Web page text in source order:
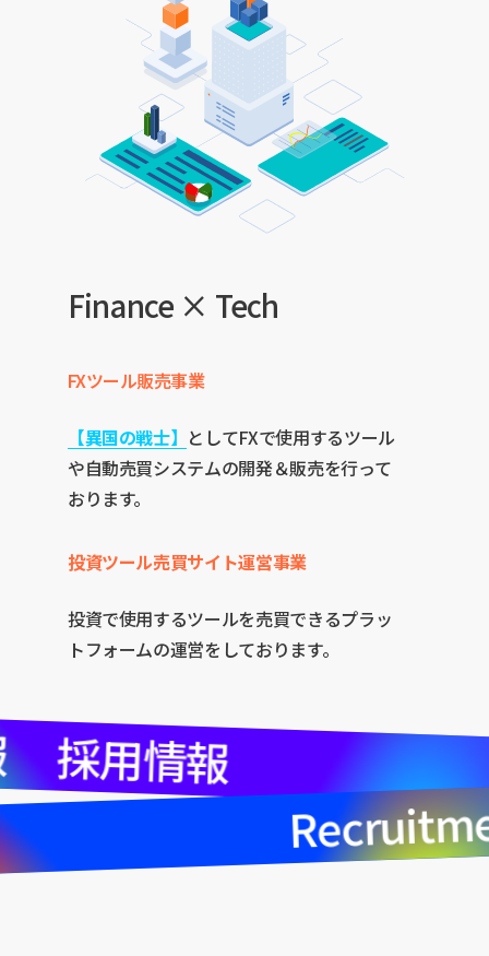
Finance × Tech
FXツール販売事業
【異国の戦士】 としてFXで使用するツール
や自動売買システムの開発＆販売を行って
おります。
投資ツール売買サイト運営事業
投資で使用するツールを売買できるプラッ
トフォームの運営をしております。
採用情報